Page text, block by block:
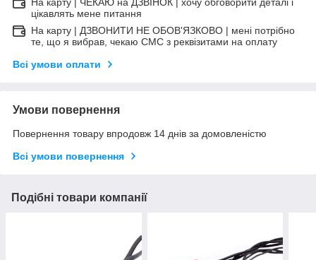
цікавлять мене питання
На карту | ДЗВОНИТИ НЕ ОБОВ'ЯЗКОВО | мені потрібно
те, що я вибрав, чекаю СМС з реквізитами на оплату
Всі умови оплати
Умови повернення
Повернення товару впродовж 14 днів за домовленістю
Всі умови повернення
Подібні товари компанії